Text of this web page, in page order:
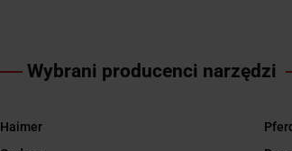
Wybrani producenci narzędzi
Haimer
Pferd